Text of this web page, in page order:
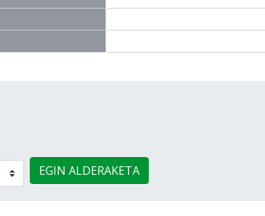
EGIN ALDERAKETA